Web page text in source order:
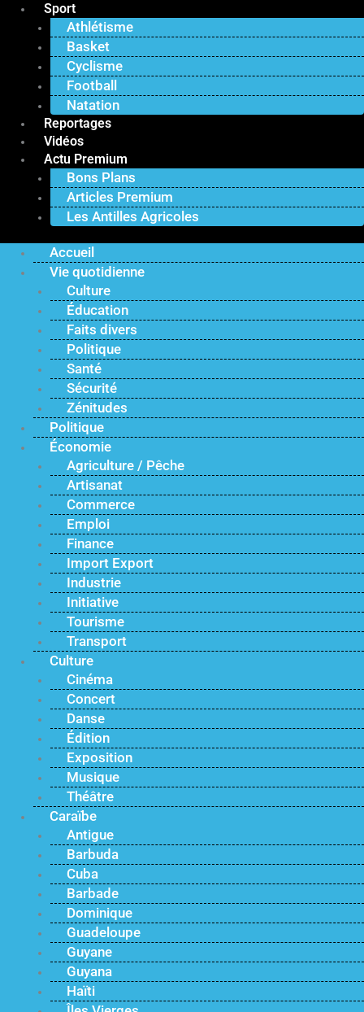
Sport
Athlétisme
Basket
Cyclisme
Football
Natation
Reportages
Vidéos
Actu Premium
Bons Plans
Articles Premium
Les Antilles Agricoles
Accueil
Vie quotidienne
Culture
Éducation
Faits divers
Politique
Santé
Sécurité
Zénitudes
Politique
Économie
Agriculture / Pêche
Artisanat
Commerce
Emploi
Finance
Import Export
Industrie
Initiative
Tourisme
Transport
Culture
Cinéma
Concert
Danse
Édition
Exposition
Musique
Théâtre
Caraïbe
Antigue
Barbuda
Cuba
Barbade
Dominique
Guadeloupe
Guyane
Guyana
Haïti